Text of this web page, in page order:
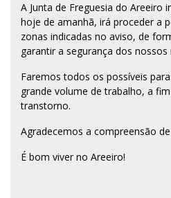
A Junta de Freguesia do Areeiro
hoje de amanhã, irá proceder a
zonas indicadas no aviso, de
garantir a segurança dos
Faremos todos os possíveis
grande volume de trabalho, a
transtorno.
Agradecemos a compreensão
É bom viver no Areeiro!